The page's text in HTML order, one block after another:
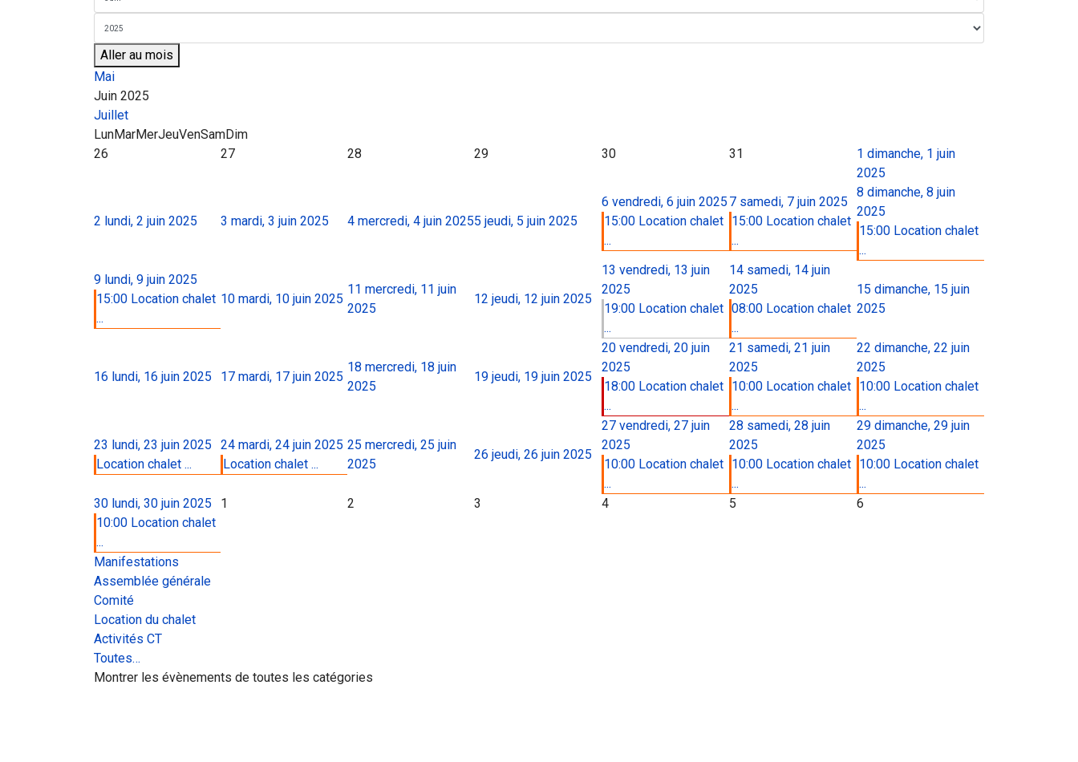
Aller au mois
Mai
Juin 2025
Juillet
LunMarMerJeuVenSamDim
26
27 28 29 30 31 1 dimanche, 1 juin
2025
2 lundi, 2 juin 2025 3 mardi, 3 juin 2025 4 mercredi, 4 juin 20255 jeudi, 5 juin 2025
6 vendredi, 6 juin 2025
15:00 Location chalet
...
7 samedi, 7 juin 2025
15:00 Location chalet
...
8 dimanche, 8 juin
2025
15:00 Location chalet
...
9 lundi, 9 juin 2025
15:00 Location chalet
...
10 mardi, 10 juin 2025
11 mercredi, 11 juin
2025
12 jeudi, 12 juin 2025
13 vendredi, 13 juin
2025
19:00 Location chalet
...
14 samedi, 14 juin
2025
08:00 Location chalet
...
15 dimanche, 15 juin
2025
16 lundi, 16 juin 2025 17 mardi, 17 juin 2025
18 mercredi, 18 juin
2025
19 jeudi, 19 juin 2025
20 vendredi, 20 juin
2025
18:00 Location chalet
...
21 samedi, 21 juin
2025
10:00 Location chalet
...
22 dimanche, 22 juin
2025
10:00 Location chalet
...
23 lundi, 23 juin 2025
Location chalet ...
24 mardi, 24 juin 2025
Location chalet ...
25 mercredi, 25 juin
2025
26 jeudi, 26 juin 2025
27 vendredi, 27 juin
2025
10:00 Location chalet
...
28 samedi, 28 juin
2025
10:00 Location chalet
...
29 dimanche, 29 juin
2025
10:00 Location chalet
...
30 lundi, 30 juin 2025
10:00 Location chalet
...
1 2 3 4 5 6
Manifestations
Assemblée générale
Comité
Location du chalet
Activités CT
Toutes…
Montrer les évènements de toutes les catégories